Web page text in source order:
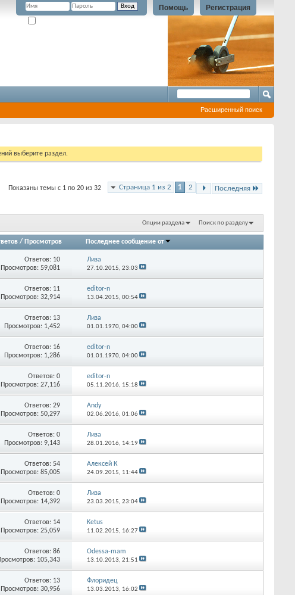
Регистрация
Помощь
Расширенный поиск
выберите раздел.
Страница 1 из 2 1 2 Последняя
Показаны темы с 1 по 20 из 32
Опции раздела Поиск по разделу
/ Просмотров Последнее сообщение от
Ответов: 10
Просмотров: 59,081
Лиза
27.10.2015, 23:03
Ответов: 11
Просмотров: 32,914
editor-n
13.04.2015, 00:54
Ответов: 13
Просмотров: 1,452
Лиза
01.01.1970, 04:00
Ответов: 16
Просмотров: 1,286
editor-n
01.01.1970, 04:00
Ответов:0
Просмотров: 27,116
editor-n
05.11.2016, 15:18
Ответов:29
Просмотров: 50,297
Andy
02.06.2016, 01:06
Ответов:0
Просмотров: 9,143
Лиза
28.01.2016, 14:19
Ответов:54
Просмотров: 85,005
Алексей К
24.09.2015, 11:44
Ответов:0
Просмотров: 14,392
Лиза
23.03.2015, 23:04
Ответов: 14
Просмотров: 25,059
Ketus
11.02.2015, 16:27
Ответов:86
105,343
Odessa-mam
13.10.2013, 21:51
Ответов: 13
Просмотров: 30,956
Флоридец
13.03.2013, 16:02